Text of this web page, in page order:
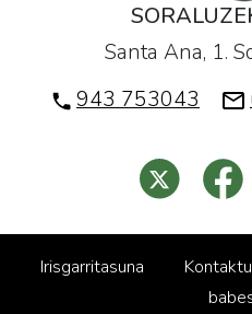
Santa Ana, 1.
943 753043
Irisgarritasuna